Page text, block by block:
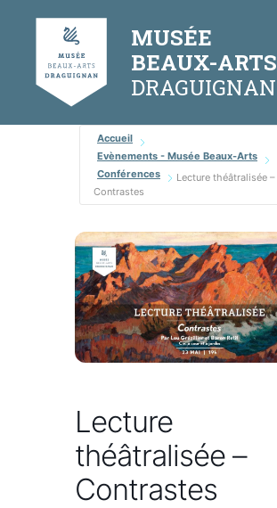
MUSÉE
BEAUX-ARTS
Accueil
Evènements - Musée Beaux-Arts
Conférences
Lecture théâtralisée –
Contrastes
Lecture
théâtralisée –
Contrastes